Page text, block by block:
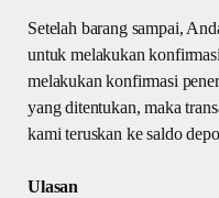
Setelah barang sampai,
untuk melakukan
melakukan konfirmasi
yang ditentukan, maka
kami teruskan ke saldo
Ulasan